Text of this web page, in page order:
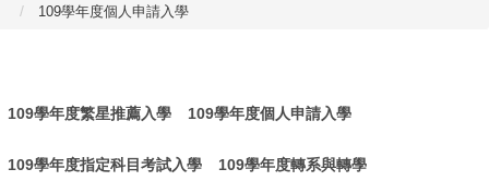
109學年度個人申請入學
109學年度繁星推薦入學 109學年度個人申請入學
109學年度指定科目考試入學 109學年度轉系與轉學